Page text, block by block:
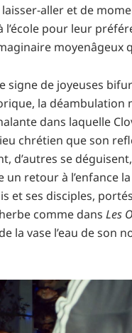
aller et de
l’école pour leur
moyenâgeux
signe de joyeuses
la déambulation
dans laquelle
chrétien que son
d’autres se
retour à l’enfance
et ses disciples,
comme dansLes
la vase l’eau de son